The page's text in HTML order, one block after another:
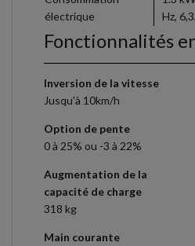
électrique
Hz,
Fonctionnalités
Inversion de la vitesse
Jusqu'à 10km/h
Option de pente
0 à 25% ou -3 à 22%
Augmentation de la
capacité de charge
318 kg
Main courante